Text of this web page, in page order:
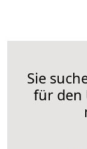
Sie
für den